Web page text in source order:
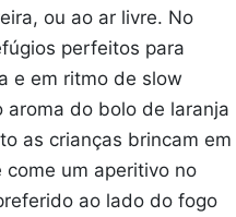
ou ao ar livre. No
perfeitos para
e em ritmo de slow
aroma do bolo de laranja
as crianças brincam em
come um aperitivo no
ao lado do fogo